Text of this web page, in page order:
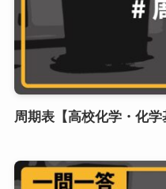
周期表【高校化学・化学